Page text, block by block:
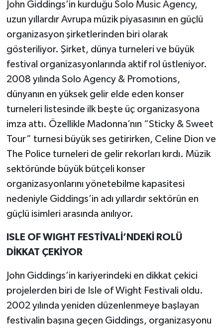
John Giddings’in kurduğu Solo Music Agency,
uzun yıllardır Avrupa müzik piyasasının en güçlü
organizasyon şirketlerinden biri olarak
gösteriliyor. Şirket, dünya turneleri ve büyük
festival organizasyonlarında aktif rol üstleniyor.
2008 yılında Solo Agency & Promotions,
dünyanın en yüksek gelir elde eden konser
turneleri listesinde ilk beşte üç organizasyona
imza attı. Özellikle Madonna’nın “Sticky & Sweet
Tour” turnesi büyük ses getirirken, Celine Dion ve
The Police turneleri de gelir rekorları kırdı. Müzik
sektöründe büyük bütçeli konser
organizasyonlarını yönetebilme kapasitesi
nedeniyle Giddings’in adı yıllardır sektörün en
güçlü isimleri arasında anılıyor.
ISLE OF WIGHT FESTİVALİ’NDEKİ ROLÜ
DİKKAT ÇEKİYOR
John Giddings’in kariyerindeki en dikkat çekici
projelerden biri de Isle of Wight Festivali oldu.
2002 yılında yeniden düzenlenmeye başlayan
festivalin başına geçen Giddings, organizasyonu